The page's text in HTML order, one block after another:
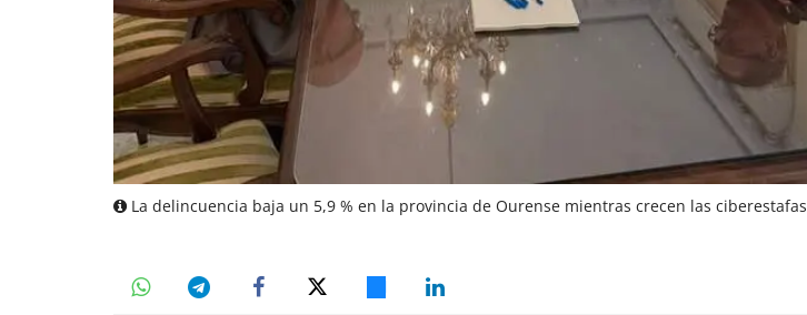
La delincuencia baja un 5,9 % en la provincia de Ourense mientras crecen las ciberestafas